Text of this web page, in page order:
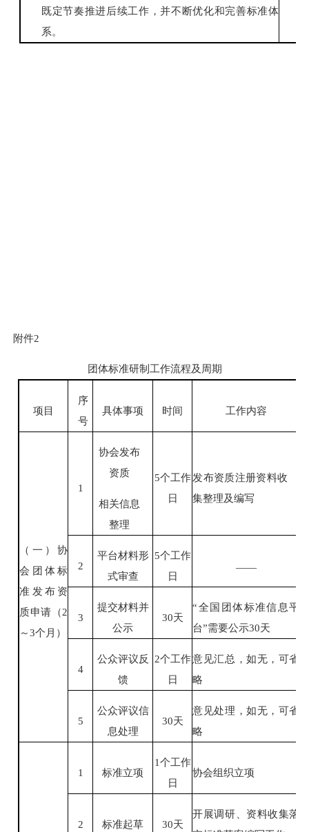
既定节奏推进后续工作，并不断优化和完善标准体
系。
附件2
团体标准研制工作流程及周期
项目
序
号
具体事项 时间 工作内容
（一）协
会团体标
准发布资
质申请（2
～3个月）
1
协会发布
资质
相关信息
整理
5个工作
日
发布资质注册资料收
集整理及编写
2
平台材料形
式审查
5个工作
日
——
3
提交材料并
公示
30天
“全国团体标准信息平
台”需要公示30天
4
公众评议反
馈
2个工作
日
意见汇总，如无，可省
略
5
公众评议信
息处理
30天
意见处理，如无，可省
略
1 标准立项
1个工作
日
协会组织立项
2 标准起草 30天
开展调研、资料收集落